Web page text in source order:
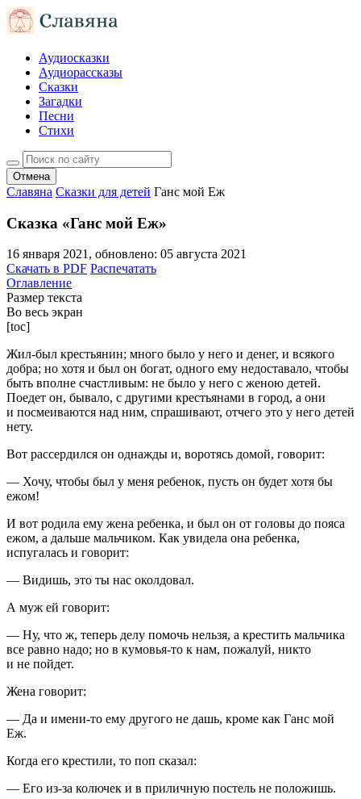
Аудиосказки
Аудиорассказы
Сказки
Загадки
Песни
Стихи
Отмена
Славяна Сказки для детей Ганс мой Еж
Сказка «Ганс мой Еж»
16 января 2021, обновлено: 05 августа 2021
Скачать в PDF Распечатать
Оглавление
Размер текста
Во весь экран
[toc]
Жил-был крестьянин; много было у него и денег, и всякого
добра; но хотя и был он богат, одного ему недоставало, чтобы
быть вполне счастливым: не было у него с женою детей.
Поедет он, бывало, с другими крестьянами в город, а они
и посмеиваются над ним, спрашивают, отчего это у него детей
нету.
Вот рассердился он однажды и, воротясь домой, говорит:
— Хочу, чтобы был у меня ребенок, пусть он будет хотя бы
ежом!
И вот родила ему жена ребенка, и был он от головы до пояса
ежом, а дальше мальчиком. Как увидела она ребенка,
испугалась и говорит:
— Видишь, это ты нас околдовал.
А муж ей говорит:
— Ну, что ж, теперь делу помочь нельзя, а крестить мальчика
все равно надо; но в кумовья-то к нам, пожалуй, никто
и не пойдет.
Жена говорит:
— Да и имени-то ему другого не дашь, кроме как Ганс мой
Еж.
Когда его крестили, то поп сказал:
— Его из-за колючек и в приличную постель не положишь.